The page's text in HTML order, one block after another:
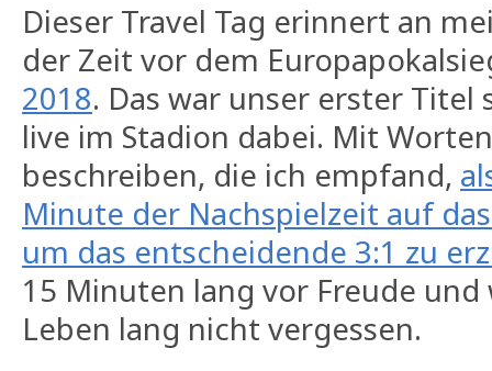
Dieser Travel Tag erinnert an
der Zeit vor dem
2018. Das war unser erster Titel
live im Stadion dabei. Mit
beschreiben, die ich empfand,
Minute der Nachspielzeit auf
um das entscheidende 3:1 zu
15 Minuten lang vor Freude
Leben lang nicht vergessen.